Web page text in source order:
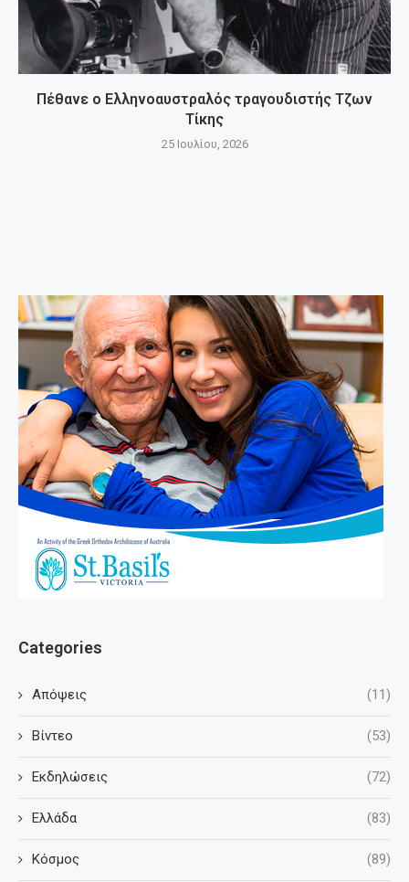
Πέθανε ο Ελληνοαυστραλός τραγουδιστής Τζων
Τίκης
25 Ιουλίου, 2026
Categories
Απόψεις (11)
Βίντεο (53)
Εκδηλώσεις (72)
Ελλάδα (83)
Κόσμος (89)